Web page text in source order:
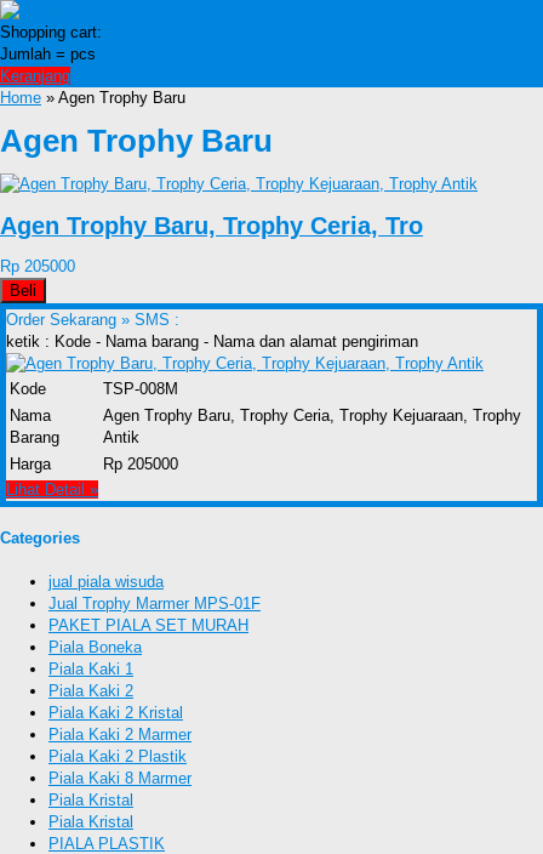
Shopping cart:
Jumlah = pcs
Keranjang
Home » Agen Trophy Baru
Agen Trophy Baru
Agen Trophy Baru, Trophy Ceria, Tro
Rp 205000
Beli
Order Sekarang » SMS :
ketik : Kode - Nama barang - Nama dan alamat pengiriman
Kode
TSP-008M
Nama
Barang
Agen Trophy Baru, Trophy Ceria, Trophy Kejuaraan, Trophy
Antik
Harga
Rp 205000
Lihat Detail »
Categories
jual piala wisuda
Jual Trophy Marmer MPS-01F
PAKET PIALA SET MURAH
Piala Boneka
Piala Kaki 1
Piala Kaki 2
Piala Kaki 2 Kristal
Piala Kaki 2 Marmer
Piala Kaki 2 Plastik
Piala Kaki 8 Marmer
Piala Kristal
Piala Kristal
PIALA PLASTIK